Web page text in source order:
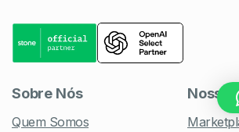
Sobre Nós
Quem Somos